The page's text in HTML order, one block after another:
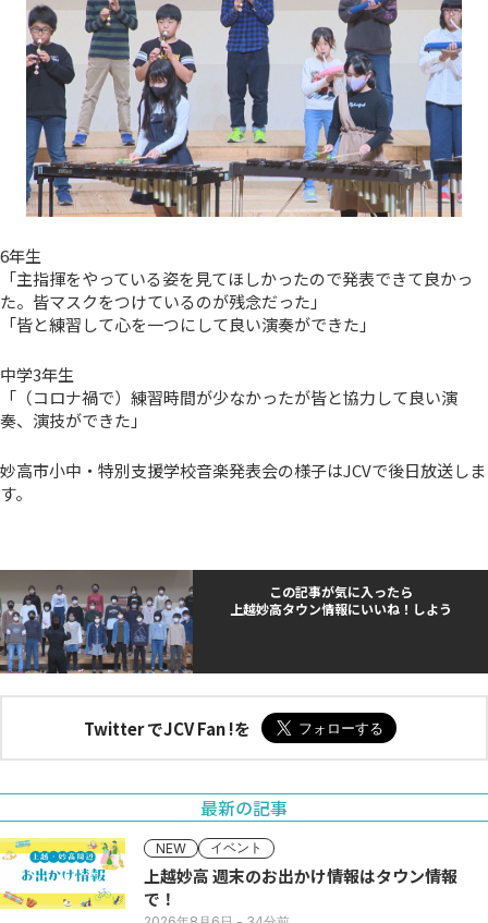
6年生
「主指揮をやっている姿を見てほしかったので発表できて良かっ
た。皆マスクをつけているのが残念だった」
「皆と練習して心を一つにして良い演奏ができた」
中学3年生
「（コロナ禍で）練習時間が少なかったが皆と協力して良い演
奏、演技ができた」
妙高市小中・特別支援学校音楽発表会の様子はJCVで後日放送しま
す。
この記事が気に入ったら
上越妙高タウン情報にいいね！しよう
Twitter でJCV Fan !を
最新の記事
NEW イベント
上越妙高 週末のお出かけ情報はタウン情報
で！